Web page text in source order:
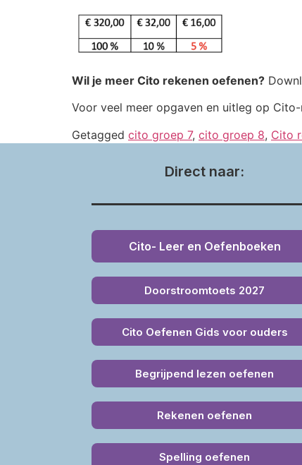
Wil je meer Cito rekenen oefenen?
Voor veel meer opgaven en uitleg op
Getagged cito groep 7, cito groep 8, Cito
Direct naar:
Cito- Leer en Oefenboeken
Doorstroomtoets 2027
Cito Oefenen Gids voor ouders
Begrijpend lezen oefenen
Rekenen oefenen
Spelling oefenen